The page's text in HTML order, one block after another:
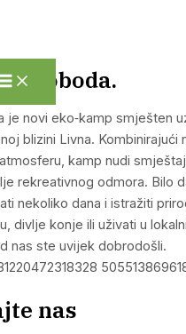
Sloboda.
je novi eko‑kamp smješten
blizini Livna. Kombinirajući
kamp nudi
rekreativnog odmora. Bilo
nekoliko dana i istražiti
divlje konje ili uživati u
nas ste uvijek dobrodošli.
nas